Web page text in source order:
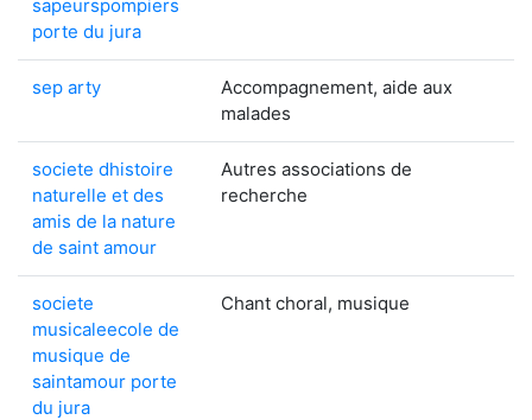
sapeurspompiers
porte du jura
sep arty
Accompagnement, aide aux
malades
societe dhistoire
naturelle et des
amis de la nature
de saint amour
Autres associations de
recherche
societe
musicaleecole de
musique de
saintamour porte
du jura
Chant choral, musique